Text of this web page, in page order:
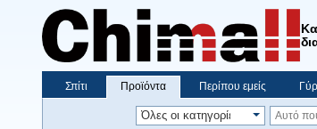
Σπίτι Προϊόντα Περίπου εμείς